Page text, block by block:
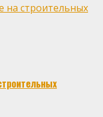
на строительных